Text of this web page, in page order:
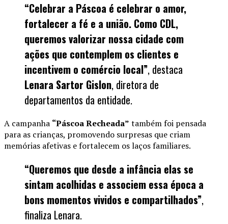
“Celebrar a Páscoa é celebrar o amor,
fortalecer a fé e a união. Como CDL,
queremos valorizar nossa cidade com
ações que contemplem os clientes e
incentivem o comércio local”, destaca
Lenara Sartor Gislon, diretora de
departamentos da entidade.
A campanha “Páscoa Recheada” também foi pensada
para as crianças, promovendo surpresas que criam
memórias afetivas e fortalecem os laços familiares.
“Queremos que desde a infância elas se
sintam acolhidas e associem essa época a
bons momentos vividos e compartilhados”,
finaliza Lenara.